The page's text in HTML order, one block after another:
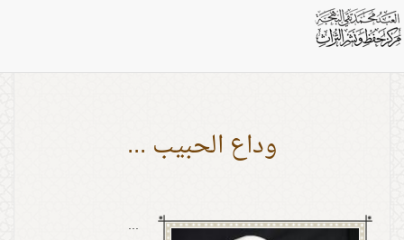
الفیدیوهات: ‌
وداع الحبيب ...
...